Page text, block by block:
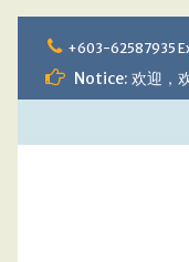
to
content
+603-62587935
Notice: 欢迎，